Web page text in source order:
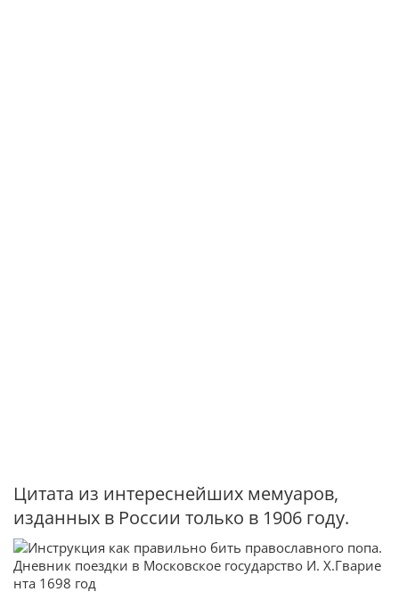
Цитата из интереснейших мемуаров,
изданных в России только в 1906 году.